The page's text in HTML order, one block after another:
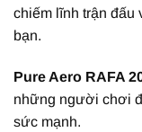
chiếm lĩnh trận đấu
bạn.
Pure Aero RAFA
những người chơi
sức mạnh.